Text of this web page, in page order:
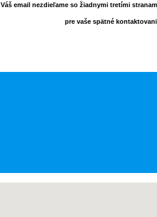
Váš email nezdieľame so žiadnymi tretími
pre vaše spätné